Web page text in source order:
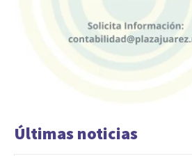
Últimas noticias